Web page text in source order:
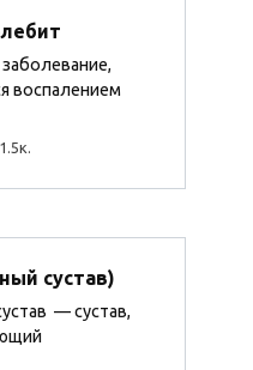
воспалением
1.5к.
сустав)
— сустав,